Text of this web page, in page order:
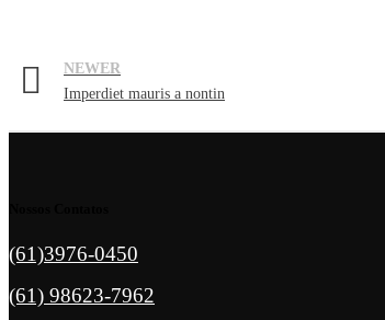
NEWER
Imperdiet mauris a nontin
(61)3976-0450
(61) 98623-7962